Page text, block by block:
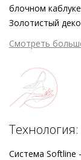
блочном
Золотистый
изысканность
дизайн. Точёный
стильно
сочетании с
посадке.
чрезвычайно
покоряют
Смотреть
Система Softline